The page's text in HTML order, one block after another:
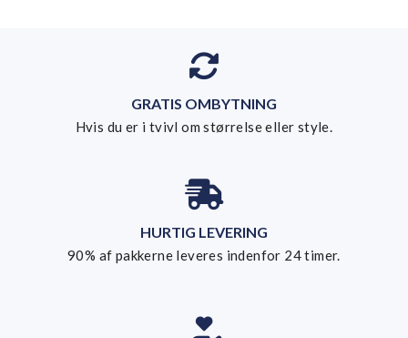
GRATIS OMBYTNING
Hvis du er i tvivl om størrelse eller style.
HURTIG LEVERING
90% af pakkerne leveres indenfor 24 timer.